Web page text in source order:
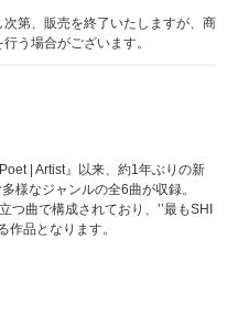
第、販売を終了いたしますが、商
う場合がございます。
| Artist』以来、約1年ぶりの新
様なジャンルの全6曲が収録。
曲で構成されており、’’最もSHI
作品となります。